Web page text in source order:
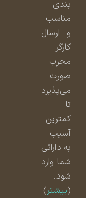
بندی
مناسب
و ارسال
مجرب
صورت
می‌پذیرد
کمترین
آسیب
به دارائی
شما وارد
شود.
بیشتر)